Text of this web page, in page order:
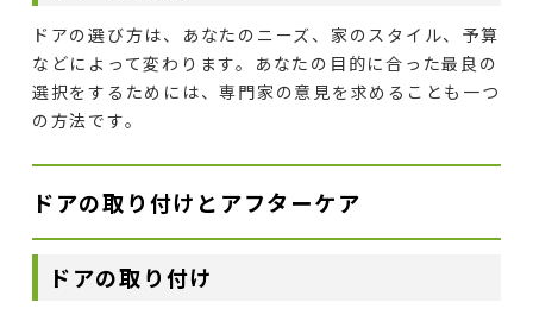
ドアの選び方は、あなたのニーズ、家のスタイル、予算
などによって変わります。あなたの目的に合った最良の
選択をするためには、専門家の意見を求めることも一つ
の方法です。
ドアの取り付けとアフターケア
ドアの取り付け